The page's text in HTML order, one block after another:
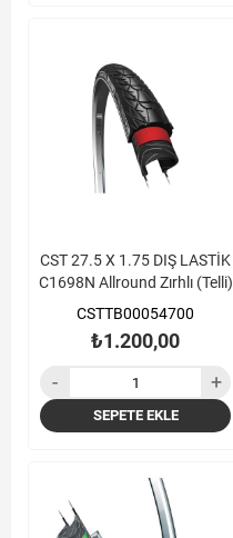
CST 27.5 X 1.75 DIŞ LASTİK
C1698N Allround Zırhlı (Telli)
CSTTB00054700
₺1.200,00
SEPETE EKLE